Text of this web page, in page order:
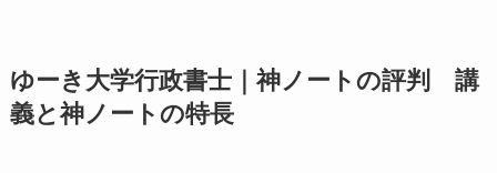
ゆーき大学行政書士｜神ノートの評判 講
義と神ノートの特長